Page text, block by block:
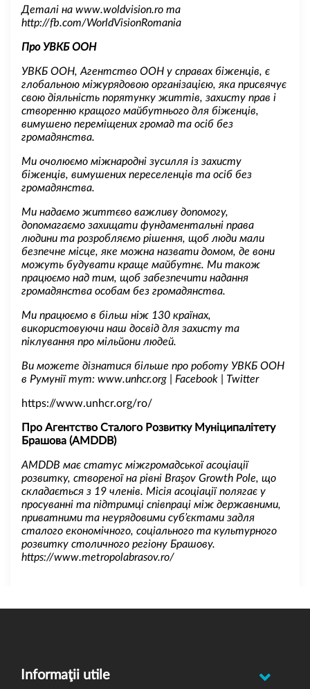
Деталі на www.woldvision.ro та
http://fb.com/WorldVisionRomania
Про УВКБ ООН
УВКБ ООН, Агентство ООН у справах біженців, є
глобальною міжурядовою організацією, яка присвячує
свою діяльність порятунку життів, захисту прав і
створенню кращого майбутнього для біженців,
вимушено переміщених громад та осіб без
громадянства.
Ми очолюємо міжнародні зусилля із захисту
біженців, вимушених переселенців та осіб без
громадянства.
Ми надаємо життєво важливу допомогу,
допомагаємо захищати фундаментальні права
людини та розробляємо рішення, щоб люди мали
безпечне місце, яке можна назвати домом, де вони
можуть будувати краще майбутнє. Ми також
працюємо над тим, щоб забезпечити надання
громадянства особам без громадянства.
Ми працюємо в більш ніж 130 країнах,
використовуючи наш досвід для захисту та
піклування про мільйони людей.
Ви можете дізнатися більше про роботу УВКБ ООН
в Румунії тут: www.unhcr.org | Facebook | Twitter
https://www.unhcr.org/ro/
Про Агентство Сталого Розвитку Муніципалітету
Брашова (AMDDB)
AMDDB має статус міжгромадської асоціації
розвитку, створеної на рівні Braşov Growth Pole, що
складається з 19 членів. Місія асоціації полягає у
просуванні та підтримці співпраці між державними,
приватними та неурядовими суб’єктами задля
сталого економічного, соціального та культурного
розвитку столичного регіону Брашову.
https://www.metropolabrasov.ro/
Informaţii utile